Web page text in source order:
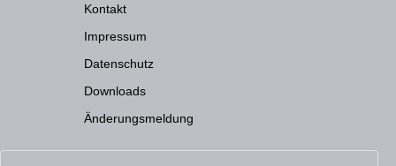
Kontakt
Impressum
Datenschutz
Downloads
Änderungsmeldung